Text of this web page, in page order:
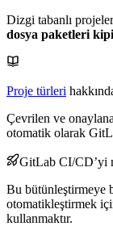
Dizgi tabanlı
dosya paketleri
Proje türleri
Çevrilen ve
otomatik olarak
GitLab CI/CD’yi
Bu bütünleştirmeye
otomatikleştirmek
kullanmaktır.